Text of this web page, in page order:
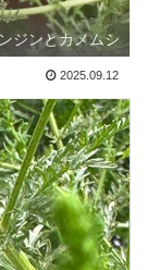
ジンとカメムシ
2025.09.12